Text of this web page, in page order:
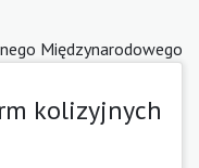
Międzynarodowego
kolizyjnych